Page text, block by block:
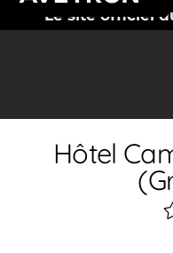
Le site officiel
Hôtel
3